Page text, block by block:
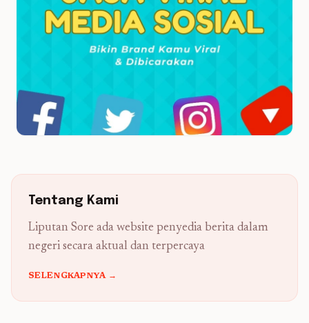
Tentang Kami
Liputan Sore ada website penyedia berita dalam
negeri secara aktual dan terpercaya
SELENGKAPNYA →